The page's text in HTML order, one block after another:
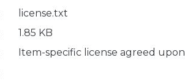
license.txt
1.85 KB
Item-specific license agreed